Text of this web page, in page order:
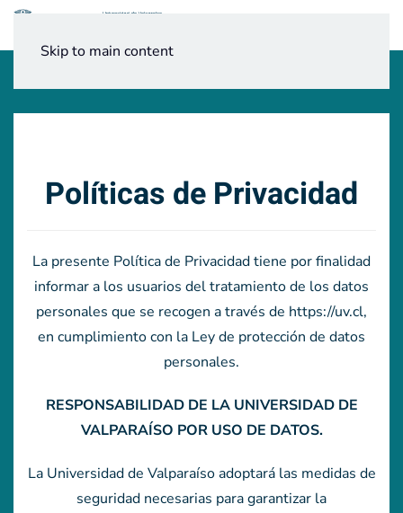
Skip to main content
Políticas de Privacidad
La presente Política de Privacidad tiene por finalidad
informar a los usuarios del tratamiento de los datos
personales que se recogen a través de https://uv.cl,
en cumplimiento con la Ley de protección de datos
personales.
RESPONSABILIDAD DE LA UNIVERSIDAD DE
VALPARAÍSO POR USO DE DATOS.
La Universidad de Valparaíso adoptará las medidas de
seguridad necesarias para garantizar la